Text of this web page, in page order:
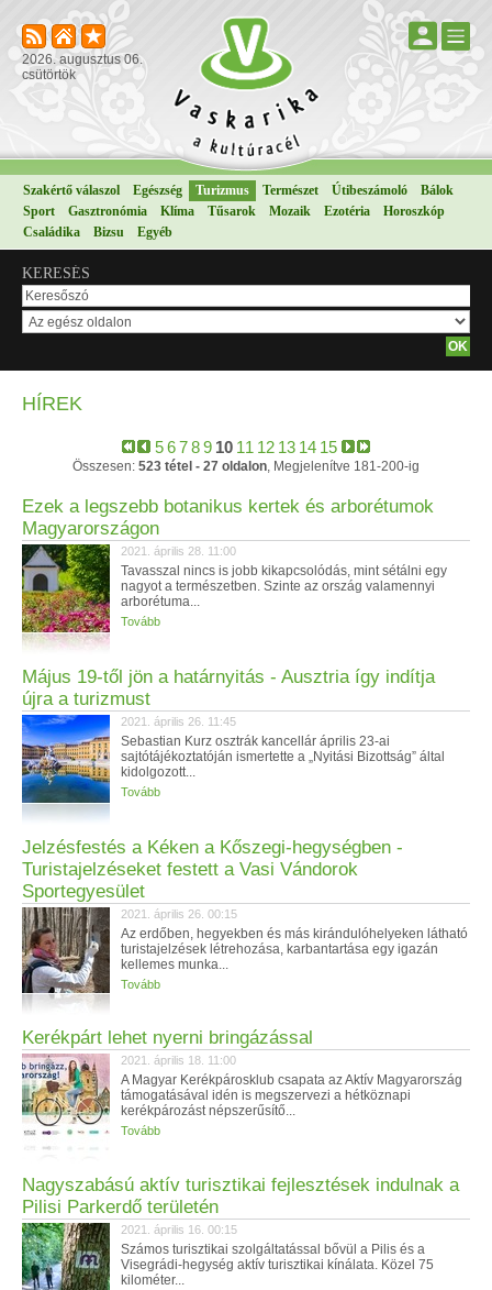
2026. augusztus 06.
csütörtök
Szakértő válaszol Egészség Turizmus Természet Útibeszámoló
Bálok
Sport
Gasztronómia Klíma Tűsarok Mozaik Ezotéria
Horoszkóp
Családika
Bizsu Egyéb
KERESÉS
HÍREK
56789 10 11 12 13 14 15
Összesen: 523 tétel - 27 oldalon, Megjelenítve 181-200-ig
Ezek a legszebb botanikus kertek és arborétumok
Magyarországon
2021. április 28. 11:00
Tavasszal nincs is jobb kikapcsolódás, mint sétálni egy
nagyot a természetben. Szinte az ország valamennyi
arborétuma...
Tovább
Május 19-től jön a határnyitás - Ausztria így indítja
újra a turizmust
2021. április 26. 11:45
Sebastian Kurz osztrák kancellár április 23-ai
sajtótájékoztatóján ismertette a „Nyitási Bizottság” által
kidolgozott...
Tovább
Jelzésfestés a Kéken a Kőszegi-hegységben -
Turistajelzéseket festett a Vasi Vándorok
Sportegyesület
2021. április 26. 00:15
Az erdőben, hegyekben és más kirándulóhelyeken látható
turistajelzések létrehozása, karbantartása egy igazán
kellemes munka...
Tovább
Kerékpárt lehet nyerni bringázással
2021. április 18. 11:00
A Magyar Kerékpárosklub csapata az Aktív Magyarország
támogatásával idén is megszervezi a hétköznapi
kerékpározást népszerűsítő...
Tovább
Nagyszabású aktív turisztikai fejlesztések indulnak a
Pilisi Parkerdő területén
2021. április 16. 00:15
Számos turisztikai szolgáltatással bővül a Pilis és a
Visegrádi-hegység aktív turisztikai kínálata. Közel 75
kilométer...